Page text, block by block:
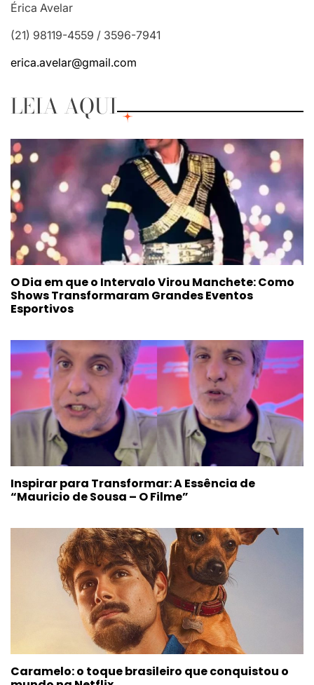
Érica Avelar
(21) 98119-4559 / 3596-7941
erica.avelar@gmail.com
LEIA AQUI
O Dia em que o Intervalo Virou Manchete: Como
Shows Transformaram Grandes Eventos
Esportivos
Inspirar para Transformar: A Essência de
“Mauricio de Sousa – O Filme”
Caramelo: o toque brasileiro que conquistou o